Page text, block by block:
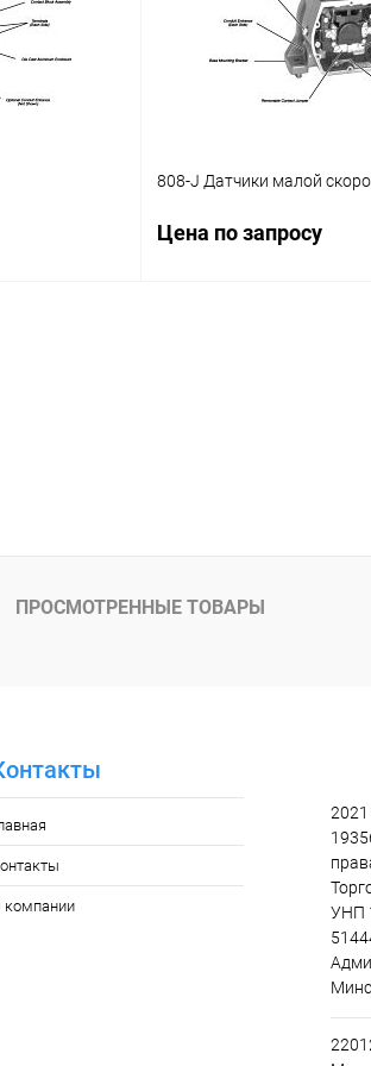
808-J Датчики малой
Цена по запросу
ПРОСМОТРЕННЫЕ ТОВАРЫ
компании
УНП